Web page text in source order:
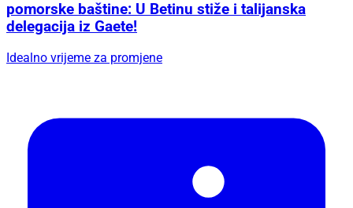
pomorske baštine: U Betinu stiže i talijanska
delegacija iz Gaete!
Idealno vrijeme za promjene